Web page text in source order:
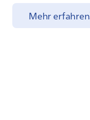
Mehr erfahren